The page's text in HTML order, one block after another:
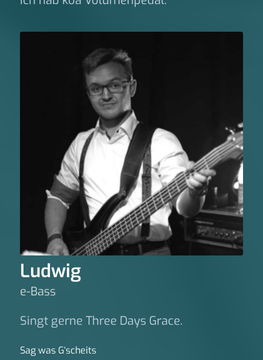
Ludwig
e-Bass
Singt gerne Three Days Grace.
Sag was G‘scheits